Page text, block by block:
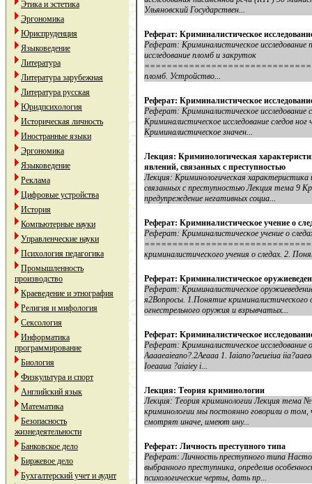
Этика и эстетика
Эргономика
Юриспруденция
Языковедение
Литература
Литература зарубежная
Литература русская
Юридпсихология
Историческая личность
Иностранные языки
Эргономика
Языковедение
Реклама
Цифровые устройства
История
Компьютерные науки
Управленческие науки
Психология педагогика
Промышленность
производство
Краеведение и этнография
Религия и мифология
Сексология
Информатика
программирование
Биология
Физкультура и спорт
Английский язык
Математика
Безопасность
жизнедеятельности
Банковское дело
Биржевое дело
Бухгалтерский учет и аудит
Ульяновский Государствен...
Реферат: Криминалистическое
Реферат: Криминалистическое
исследование пломб и закруток
пломб. Устройство...
Реферат: Криминалистическое
Реферат: Криминалистическое исследование
Кpиминалистическое исследование следов
Кpиминалистическое значен...
Лекция: Криминологическая
явлений, связанных с преступностью
Лекция: Криминологическая характеристика
связанных с преступностью Лекция тема 9
предупреждение негативных социа...
Реферат: Криминалистическое учение о
Реферат: Криминалистическое учение о
криминалистического учения о следах. 2.
Реферат: Криминалистическое
Реферат: Криминалистическое
я2Вопросы. 1.Понятие
огнестрельного оружия и взрывчатых...
Реферат: Криминалистическое
Реферат: Криминалистическое исследование
Aaaaeaieano?.2Aeaaa 1. Iaiano?aeueiua
Ioeaaua ?aiaiey i...
Лекция: Теория криминологии
Лекция: Теория криминологии Лекция тема
криминологии мы постоянно говорили о
смотрят иначе, имеют ину...
Реферат: Личность преступного типа
Реферат: Личность преступного типа
выбранного преступника, определив
психологические черты, дать пр...